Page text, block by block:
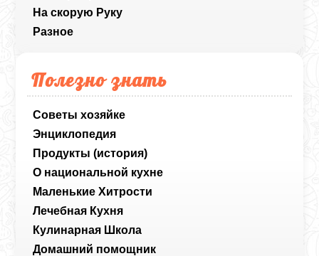
На скорую Руку
Разное
Полезно знать
Советы хозяйке
Энциклопедия
Продукты (история)
О национальной кухне
Маленькие Хитрости
Лечебная Кухня
Кулинарная Школа
Домашний помощник